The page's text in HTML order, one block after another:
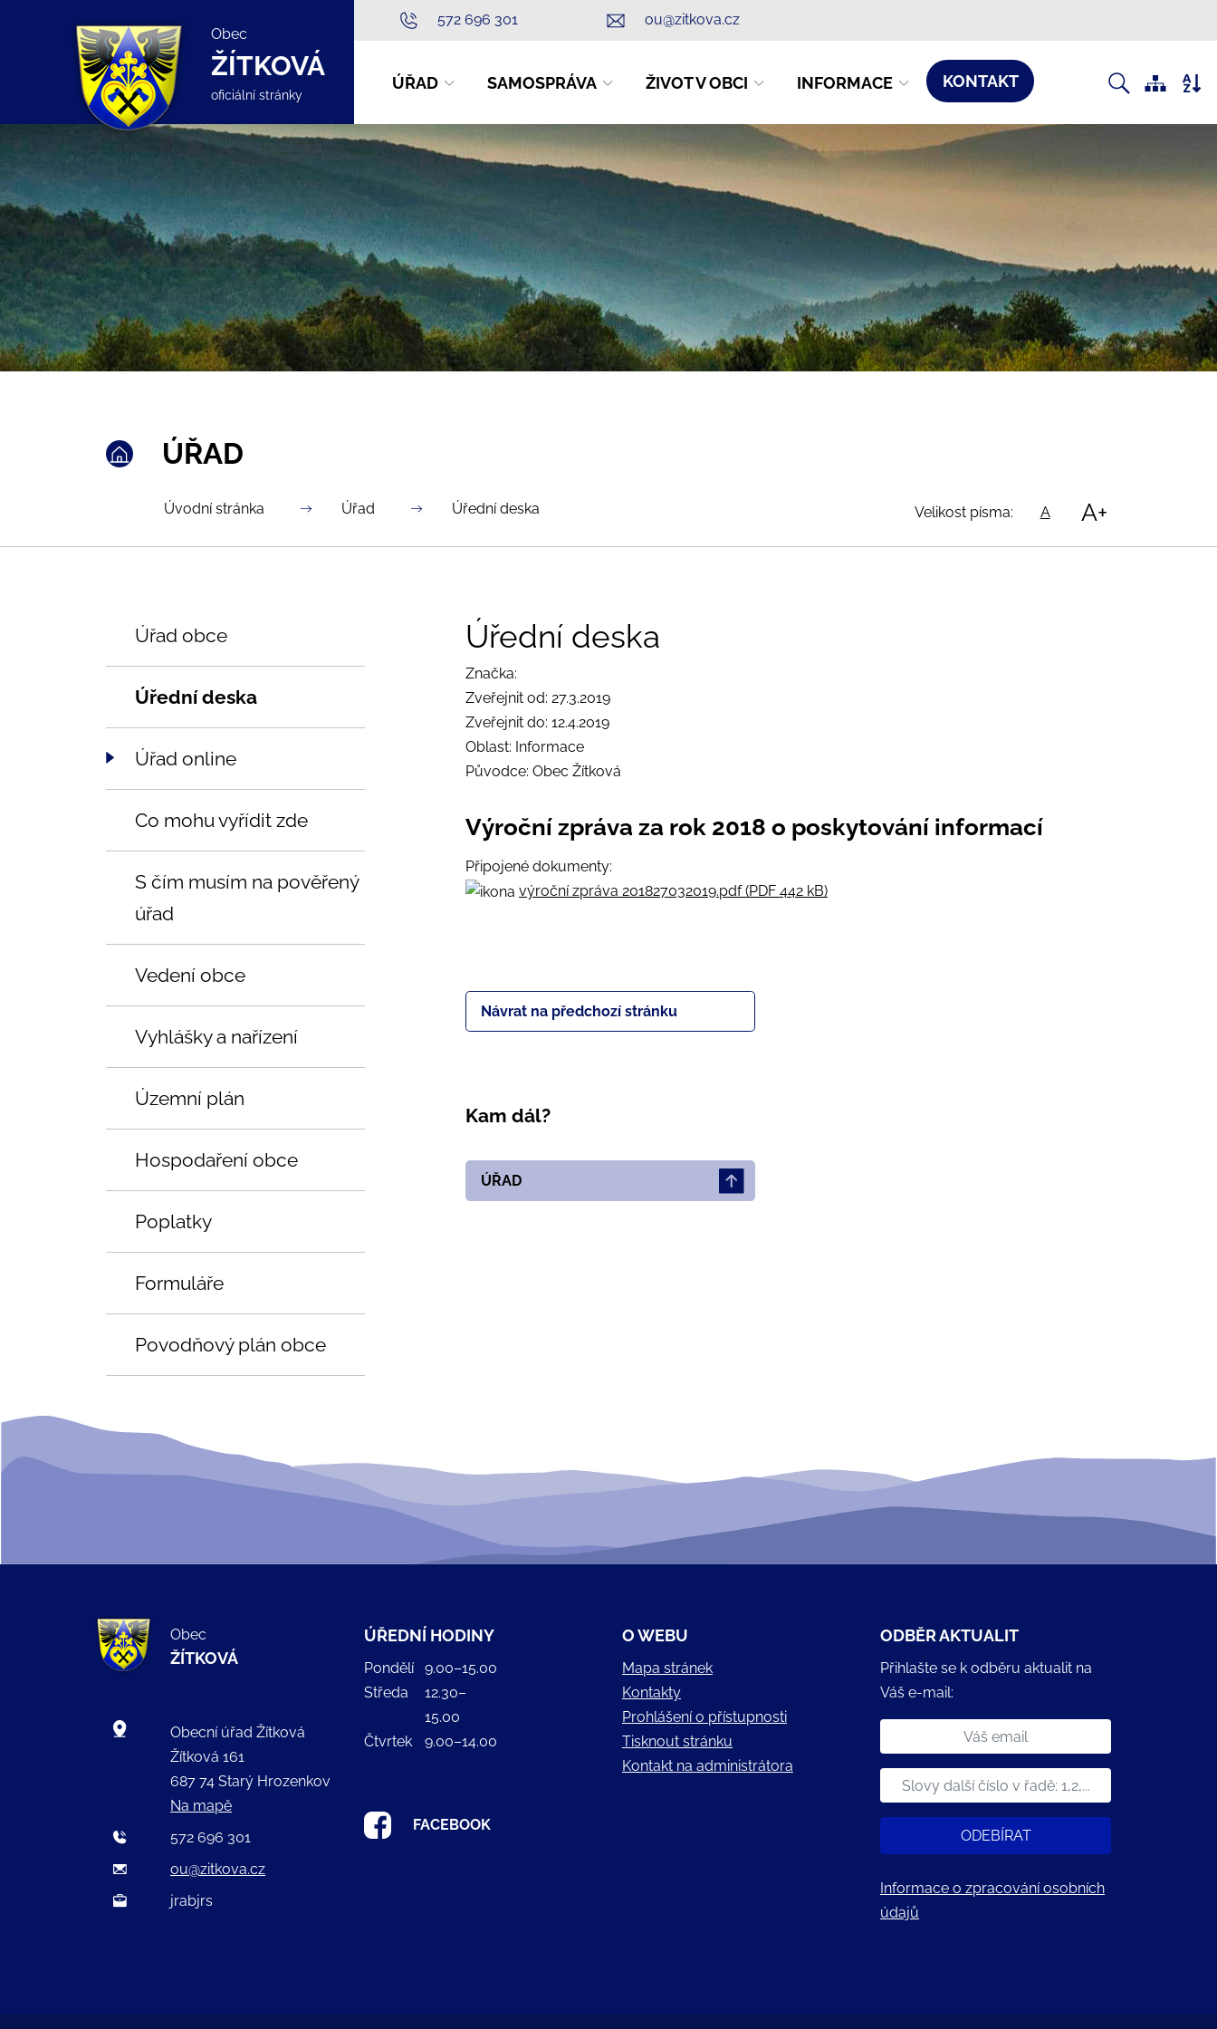
Obec
ŽÍTKOVÁ
oficiální stránky
572 696 301 ou@zitkova.cz
ÚŘAD SAMOSPRÁVA ŽIVOT V OBCI INFORMACE KONTAKT
ÚŘAD
Úvodní stránka Úřad Úřední deska Velikost písma: A A+
Úřední deska
Značka:
Zveřejnit od: 27.3.2019
Zveřejnit do: 12.4.2019
Oblast: Informace
Původce: Obec Žítková
Výroční zpráva za rok 2018 o poskytování informací
Připojené dokumenty:
výroční zpráva 201827032019.pdf (PDF 442 kB)
Návrat na předchozí stránku
Kam dál?
ÚŘAD
Úřad obce
Úřední deska
Úřad online
Co mohu vyřídit zde
S čím musím na pověřený
úřad
Vedení obce
Vyhlášky a nařízení
Územní plán
Hospodaření obce
Poplatky
Formuláře
Povodňový plán obce
Obec
ŽÍTKOVÁ
Obecní úřad Žítková
Žítková 161
687 74 Starý Hrozenkov
Na mapě
572 696 301
ou@zitkova.cz
jrabjrs
ÚŘEDNÍ HODINY
Pondělí
9.00–15.00
Středa
12.30–
15.00
Čtvrtek
9.00–14.00
FACEBOOK
O WEBU
Mapa stránek
Kontakty
Prohlášení o přístupnosti
Tisknout stránku
Kontakt na administrátora
ODBĚR AKTUALIT
Přihlašte se k odběru aktualit na
Váš e-mail:
ODEBÍRAT
Informace o zpracování osobních
údajů